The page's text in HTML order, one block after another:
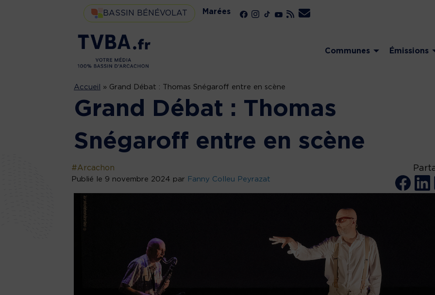
BASSIN BÉNÉVOLAT Marées
Communes Émissions
Accueil » Grand Débat : Thomas Snégaroff entre en scène
Grand Débat : Thomas
Snégaroff entre en scène
#Arcachon
Publié le 9 novembre 2024 par Fanny Colleu Peyrazat